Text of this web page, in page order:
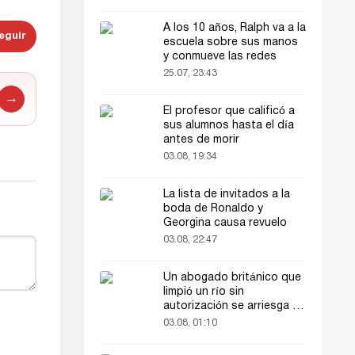
→
A los 10 años, Ralph va a la
escuela sobre sus manos
y conmueve las redes
25.07, 23:43
El profesor que calificó a
sus alumnos hasta el día
antes de morir
03.08, 19:34
La lista de invitados a la
boda de Ronaldo y
Georgina causa revuelo
03.08, 22:47
Un abogado británico que
limpió un río sin
autorización se arriesga a
hasta 2 años de cárcel
03.08, 01:10